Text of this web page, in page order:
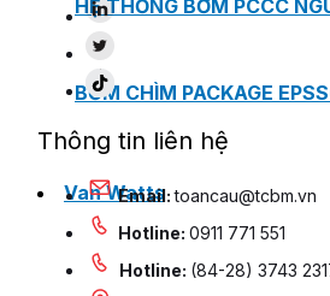
HỆ THỐNG BƠM PCCC
BƠM CHÌM PACKAGE
Van Watts
Thông tin liên hệ
Email:toancau@tcbm.vn
Hotline: 0911 771 551
Hotline: (84-28) 3743